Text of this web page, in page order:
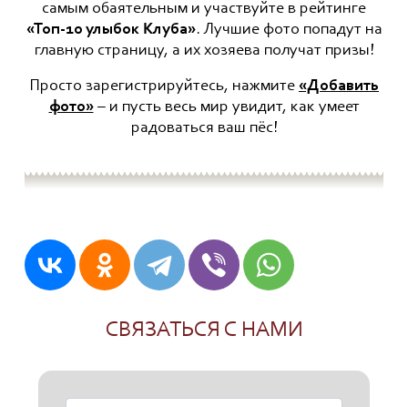
самым обаятельным и участвуйте в рейтинге
«Топ-10 улыбок Клуба». Лучшие фото попадут на
главную страницу, а их хозяева получат призы!
Просто зарегистрируйтесь, нажмите «Добавить
фото»– и пусть весь мир увидит, как умеет
радоваться ваш пёс!
СВЯЗАТЬСЯ С НАМИ